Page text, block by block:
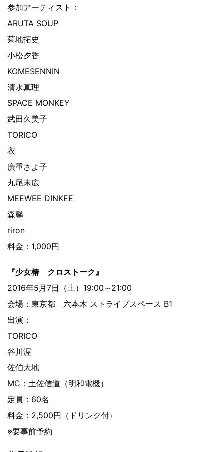
参加アーティスト：
ARUTA SOUP
菊地拓史
小松夕香
KOMESENNIN
清水真理
SPACE MONKEY
武田久美子
TORICO
衣
廣重さよ子
丸尾末広
MEEWEE DINKEE
森馨
riron
料金：1,000円
『少女椿 クロストーク』
2016年5月7日（土）19:00～21:00
会場：東京都 六本木 ストライプスペース B1
出演：
TORICO
谷川渥
佐伯大地
MC：土佐信道（明和電機）
定員：60名
料金：2,500円（ドリンク付）
※要事前予約